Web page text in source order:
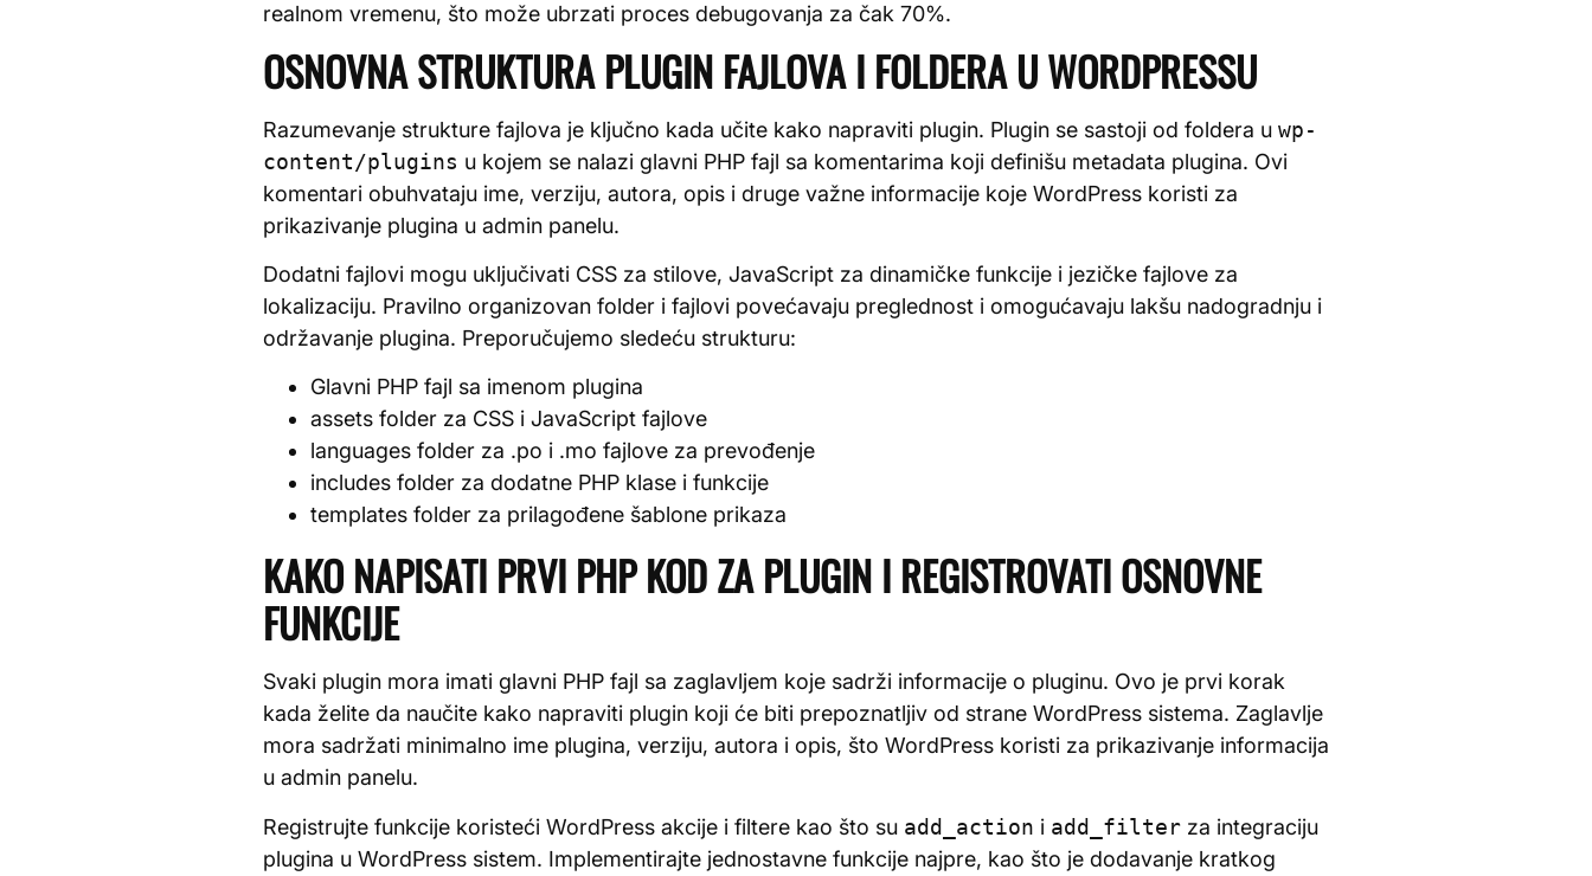
realnom vremenu, što može ubrzati proces debugovanja za čak 70%.
OSNOVNA STRUKTURA PLUGIN FAJLOVA I FOLDERA U WORDPRESSU
Razumevanje strukture fajlova je ključno kada učite kako napraviti plugin. Plugin se sastoji od foldera u wp-
content/plugins u kojem se nalazi glavni PHP fajl sa komentarima koji definišu metadata plugina. Ovi
komentari obuhvataju ime, verziju, autora, opis i druge važne informacije koje WordPress koristi za
prikazivanje plugina u admin panelu.
Dodatni fajlovi mogu uključivati CSS za stilove, JavaScript za dinamičke funkcije i jezičke fajlove za
lokalizaciju. Pravilno organizovan folder i fajlovi povećavaju preglednost i omogućavaju lakšu nadogradnju i
održavanje plugina. Preporučujemo sledeću strukturu:
Glavni PHP fajl sa imenom plugina
assets folder za CSS i JavaScript fajlove
languages folder za .po i .mo fajlove za prevođenje
includes folder za dodatne PHP klase i funkcije
templates folder za prilagođene šablone prikaza
KAKO NAPISATI PRVI PHP KOD ZA PLUGIN I REGISTROVATI OSNOVNE
FUNKCIJE
Svaki plugin mora imati glavni PHP fajl sa zaglavljem koje sadrži informacije o pluginu. Ovo je prvi korak
kada želite da naučite kako napraviti plugin koji će biti prepoznatljiv od strane WordPress sistema. Zaglavlje
mora sadržati minimalno ime plugina, verziju, autora i opis, što WordPress koristi za prikazivanje informacija
u admin panelu.
Registrujte funkcije koristeći WordPress akcije i filtere kao što su add_action i add_filter za integraciju
plugina u WordPress sistem. Implementirajte jednostavne funkcije najpre, kao što je dodavanje kratkog